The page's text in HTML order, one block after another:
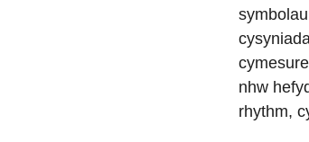
nhw
rhythm,